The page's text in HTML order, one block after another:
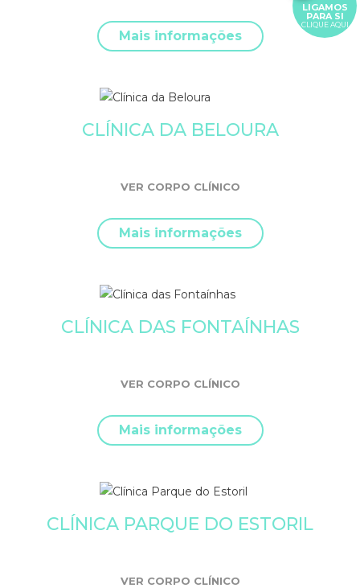
LIGAMOS
PARA SI
CLIQUE AQUI
Mais informações
CLÍNICA DA BELOURA
VER CORPO CLÍNICO
Mais informações
CLÍNICA DAS FONTAÍNHAS
VER CORPO CLÍNICO
Mais informações
CLÍNICA PARQUE DO ESTORIL
VER CORPO CLÍNICO